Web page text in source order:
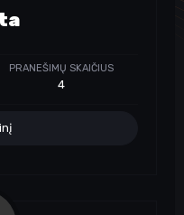
PRANEŠIMŲ SKAIČIUS
4